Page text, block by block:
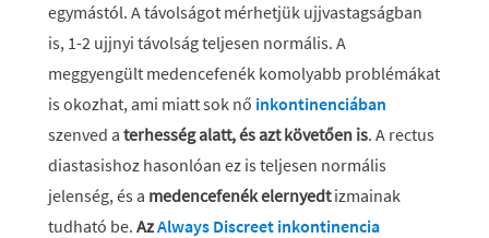
egymástól. A távolságot mérhetjük ujjvastagságban
is, 1-2 ujjnyi távolság teljesen normális. A
meggyengült medencefenék komolyabb problémákat
is okozhat, ami miatt sok nő inkontinenciában
szenved a terhesség alatt, és azt követően is. A rectus
diastasishoz hasonlóan ez is teljesen normális
jelenség, és a medencefenék elernyedtizmainak
tudható be. AzAlways Discreet inkontinencia